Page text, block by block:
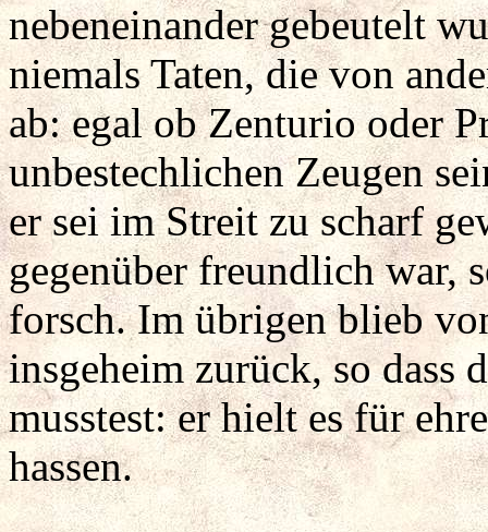
nebeneinander gebeutelt
niemals Taten, die von
ab: egal ob Zenturio oder
unbestechlichen Zeugen
er sei im Streit zu scharf
gegenüber freundlich war,
forsch. Im übrigen blieb
insgeheim zurück, so dass
musstest: er hielt es für
hassen.